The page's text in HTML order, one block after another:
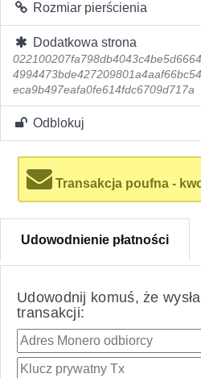
Rozmiar pierścienia
Dodatkowa strona
eca9b497eafa0fe614fdc6709d717a
Odblokuj
Transakcja poufna -
Udowodnienie płatności
Udowodnij komuś, że
transakcji: